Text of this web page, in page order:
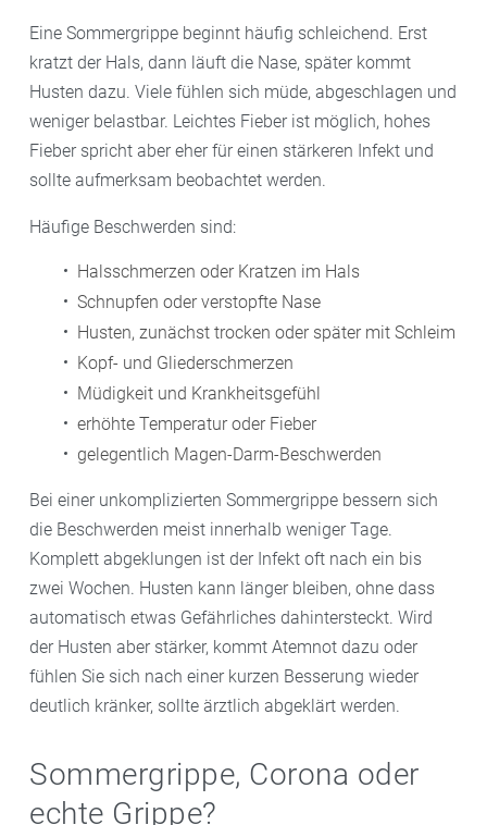
Eine Sommergrippe beginnt häufig schleichend. Erst
kratzt der Hals, dann läuft die Nase, später kommt
Husten dazu. Viele fühlen sich müde, abgeschlagen und
weniger belastbar. Leichtes Fieber ist möglich, hohes
Fieber spricht aber eher für einen stärkeren Infekt und
sollte aufmerksam beobachtet werden.
Häufige Beschwerden sind:
Halsschmerzen oder Kratzen im Hals
Schnupfen oder verstopfte Nase
Husten, zunächst trocken oder später mit Schleim
Kopf- und Gliederschmerzen
Müdigkeit und Krankheitsgefühl
erhöhte Temperatur oder Fieber
gelegentlich Magen-Darm-Beschwerden
Bei einer unkomplizierten Sommergrippe bessern sich
die Beschwerden meist innerhalb weniger Tage.
Komplett abgeklungen ist der Infekt oft nach ein bis
zwei Wochen. Husten kann länger bleiben, ohne dass
automatisch etwas Gefährliches dahintersteckt. Wird
der Husten aber stärker, kommt Atemnot dazu oder
fühlen Sie sich nach einer kurzen Besserung wieder
deutlich kränker, sollte ärztlich abgeklärt werden.
Sommergrippe, Corona oder
echte Grippe?